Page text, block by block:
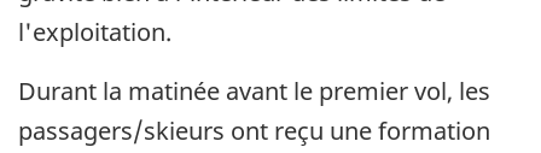
l'exploitation.
Durant la matinée avant le premier vol, les
passagers/skieurs ont reçu une formation